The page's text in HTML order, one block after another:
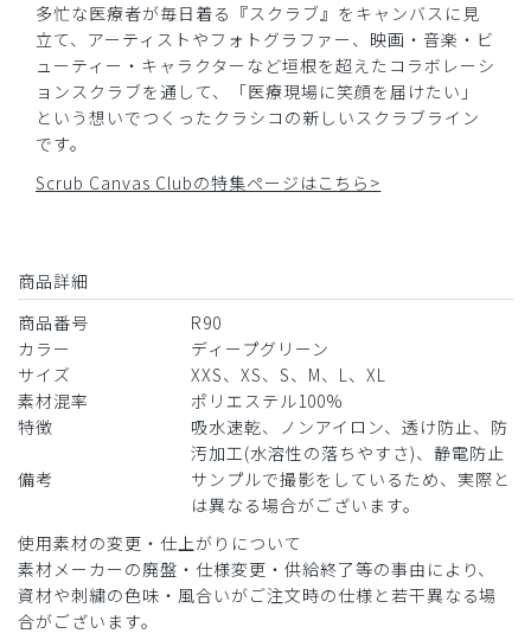
多忙な医療者が毎日着る『スクラブ』をキャンバスに見
立て、アーティストやフォトグラファー、映画・音楽・ビ
ューティー・キャラクターなど垣根を超えたコラボレーシ
ョンスクラブを通して、「医療現場に笑顔を届けたい」
という想いでつくったクラシコの新しいスクラブライン
です。
Scrub Canvas Clubの特集ページはこちら>
商品詳細
商品番号
R90
カラー
ディープグリーン
サイズ
XXS、XS、S、M、L、XL
素材混率
ポリエステル100%
特徴
吸水速乾、ノンアイロン、透け防止、防
汚加工(水溶性の落ちやすさ)、静電防止
備考
サンプルで撮影をしているため、実際と
は異なる場合がございます。
使用素材の変更・仕上がりについて
素材メーカーの廃盤・仕様変更・供給終了等の事由により、
資材や刺繍の色味・風合いがご注文時の仕様と若干異なる場
合がございます。